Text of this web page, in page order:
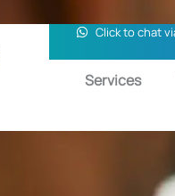
Click to chat
Services